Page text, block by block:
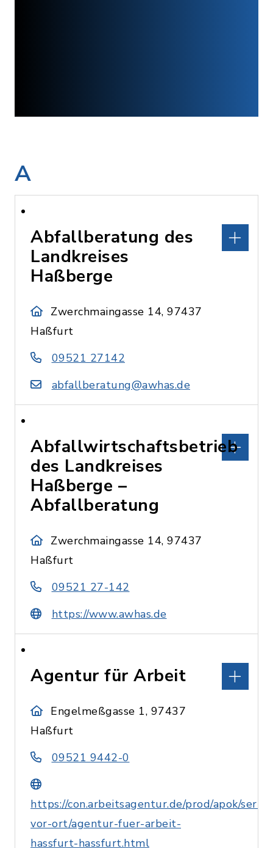
A
Abfallberatung des
Landkreises
Haßberge
Zwerchmaingasse 14, 97437
Haßfurt
09521 27142
abfallberatung@awhas.de
Abfallwirtschaftsbetrieb
des Landkreises
Haßberge –
Abfallberatung
Zwerchmaingasse 14, 97437
Haßfurt
09521 27-142
https://www.awhas.de
Agentur für Arbeit
Engelmeßgasse 1, 97437
Haßfurt
09521 9442-0
https://con.arbeitsagentur.de/prod/apok/
vor-ort/agentur-fuer-arbeit-
hassfurt-hassfurt.html